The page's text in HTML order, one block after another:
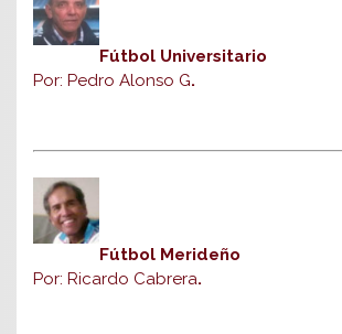
Fútbol Universitario
Por: Pedro Alonso G.
Fútbol Merideño
Por: Ricardo Cabrera.